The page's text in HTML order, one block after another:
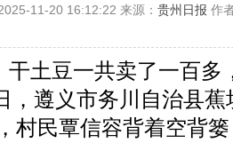
11-20 16:12:22 来源： 贵州日报 作
干土豆一共卖了一百
，遵义市务川自治县
村民覃信容背着空背